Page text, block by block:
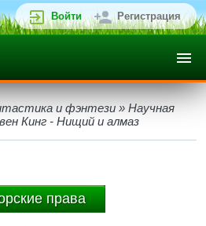
Войти Регистрация
и фэнтези » Научная
Кинг - Нищий и алмаз
права